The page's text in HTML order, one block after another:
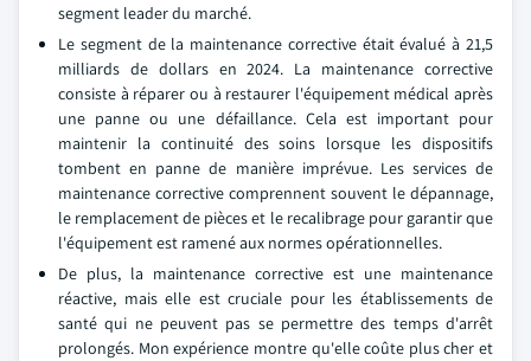
segment leader du marché.
Le segment de la maintenance corrective était évalué à 21,5
milliards de dollars en 2024. La maintenance corrective
consiste à réparer ou à restaurer l'équipement médical après
une panne ou une défaillance. Cela est important pour
maintenir la continuité des soins lorsque les dispositifs
tombent en panne de manière imprévue. Les services de
maintenance corrective comprennent souvent le dépannage,
le remplacement de pièces et le recalibrage pour garantir que
l'équipement est ramené aux normes opérationnelles.
De plus, la maintenance corrective est une maintenance
réactive, mais elle est cruciale pour les établissements de
santé qui ne peuvent pas se permettre des temps d'arrêt
prolongés. Mon expérience montre qu'elle coûte plus cher et